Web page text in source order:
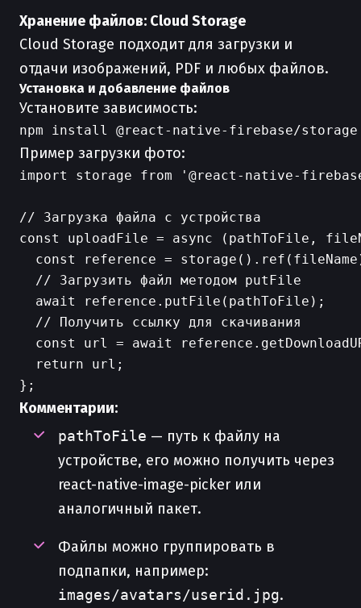
Хранение файлов: Cloud Storage
Cloud Storage подходит для загрузки и
отдачи изображений, PDF и любых файлов.
Установка и добавление файлов
Установите зависимость:
Пример загрузки фото:
import storage from '@react-native-
// Загрузка файла с устройства
const uploadFile = async (pathToFile,
const reference =
  // Загрузить файл методом putFile
  await reference.putFile(pathToFile);
  // Получить ссылку для скачивания
const url = await
  return url;
Комментарии:
pathToFile — путь к файлу на
устройстве, его можно получить через
react-native-image-picker или
аналогичный пакет.
Файлы можно группировать в
подпапки, например:
images/avatars/userid.jpg.